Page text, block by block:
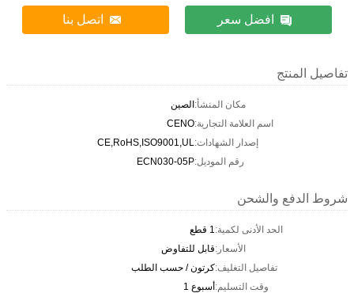
افضل سعر اتصل بنا
تفاصيل المنتج
مكان المنشأ:الصين
اسم العلامة التجارية:CENO
إصدار الشهادات:CE,RoHS,ISO9001,UL
رقم الموديل:ECN030-05P
شروط الدفع والشحن
الحد الأدنى لكمية:1 قطع
الأسعار:قابل للتفاوض
تفاصيل التغليف:كرتون / حسب الطلب
وقت التسليم:أسبوع 1